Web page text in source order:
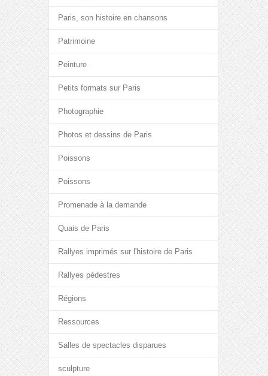
Paris, son histoire en chansons
Patrimoine
Peinture
Petits formats sur Paris
Photographie
Photos et dessins de Paris
Poissons
Poissons
Promenade à la demande
Quais de Paris
Rallyes imprimés sur l'histoire de Paris
Rallyes pédestres
Régions
Ressources
Salles de spectacles disparues
sculpture